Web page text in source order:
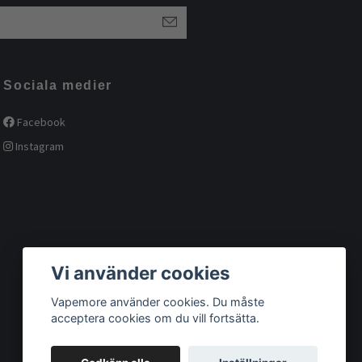
Sociala medier
Facebook
Instagram
Vi använder cookies
Vapemore använder cookies. Du måste
acceptera cookies om du vill fortsätta.